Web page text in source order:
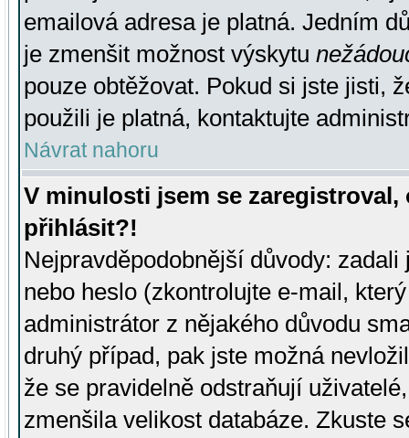
emailová adresa je platná. Jedním
je zmenšit možnost výskytu
pouze obtěžovat. Pokud si jste jisti,
použili je platná, kontaktujte
Návrat nahoru
V minulosti jsem se
přihlásit?!
Nejpravděpodobnější důvody:
nebo heslo (zkontrolujte e-mail,
administrátor z nějakého důvodu
druhý případ, pak jste možná
že se pravidelně odstraňují
zmenšila velikost databáze. Zkuste